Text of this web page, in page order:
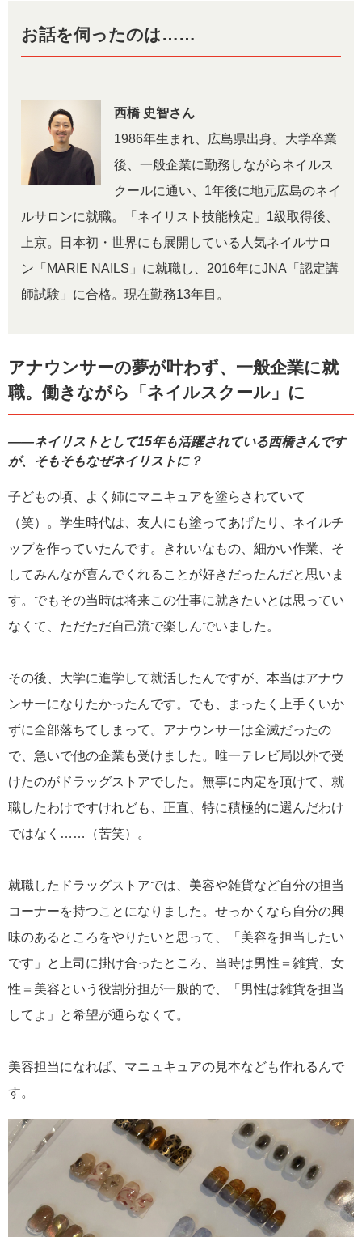
【クラゲ飼育担当の学芸員に密着。水族館のバックヤ
連載記事一覧へ>>
お話を伺ったのは……
西橋 史智さん
1986年生まれ、広島県出身。大学卒業
後、一般企業に勤務しながらネイルス
クールに通い、1年後に地元広島のネイ
ルサロンに就職。「ネイリスト技能検定」1級取得後、
上京。日本初・世界にも展開している人気ネイルサロ
ン「MARIE NAILS」に就職し、2016年にJNA「認定講
師試験」に合格。現在勤務13年目。
アナウンサーの夢が叶わず、一般企業に就
職。働きながら「ネイルスクール」に
――ネイリストとして15年も活躍されている西橋さんです
が、そもそもなぜネイリストに？
子どもの頃、よく姉にマニキュアを塗らされていて
（笑）。学生時代は、友人にも塗ってあげたり、ネイルチ
ップを作っていたんです。きれいなもの、細かい作業、そ
してみんなが喜んでくれることが好きだったんだと思いま
す。でもその当時は将来この仕事に就きたいとは思ってい
なくて、ただただ自己流で楽しんでいました。
その後、大学に進学して就活したんですが、本当はアナウ
ンサーになりたかったんです。でも、まったく上手くいか
ずに全部落ちてしまって。アナウンサーは全滅だったの
で、急いで他の企業も受けました。唯一テレビ局以外で受
けたのがドラッグストアでした。無事に内定を頂けて、就
職したわけですけれども、正直、特に積極的に選んだわけ
ではなく……（苦笑）。
就職したドラッグストアでは、美容や雑貨など自分の担当
コーナーを持つことになりました。せっかくなら自分の興
味のあるところをやりたいと思って、「美容を担当したい
です」と上司に掛け合ったところ、当時は男性＝雑貨、女
性＝美容という役割分担が一般的で、「男性は雑貨を担当
してよ」と希望が通らなくて。
美容担当になれば、マニュキュアの見本なども作れるんで
す。